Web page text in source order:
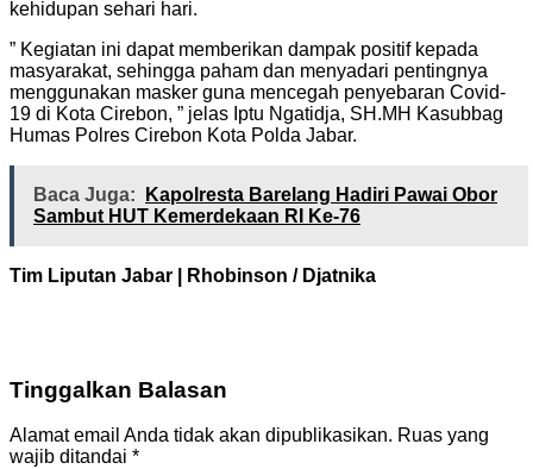
kehidupan sehari hari.
” Kegiatan ini dapat memberikan dampak positif kepada
masyarakat, sehingga paham dan menyadari pentingnya
menggunakan masker guna mencegah penyebaran Covid-
19 di Kota Cirebon, ” jelas Iptu Ngatidja, SH.MH Kasubbag
Humas Polres Cirebon Kota Polda Jabar.
Baca Juga:
Kapolresta Barelang Hadiri Pawai Obor
Sambut HUT Kemerdekaan RI Ke-76
Tim Liputan Jabar | Rhobinson / Djatnika
Tinggalkan Balasan
Alamat email Anda tidak akan dipublikasikan. Ruas yang
wajib ditandai *